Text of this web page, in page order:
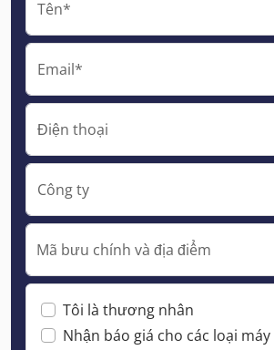
Tên*
Email*
Điện thoại
Công ty
Mã bưu chính và địa điểm
Tôi là thương nhân
Nhận báo giá cho các loại